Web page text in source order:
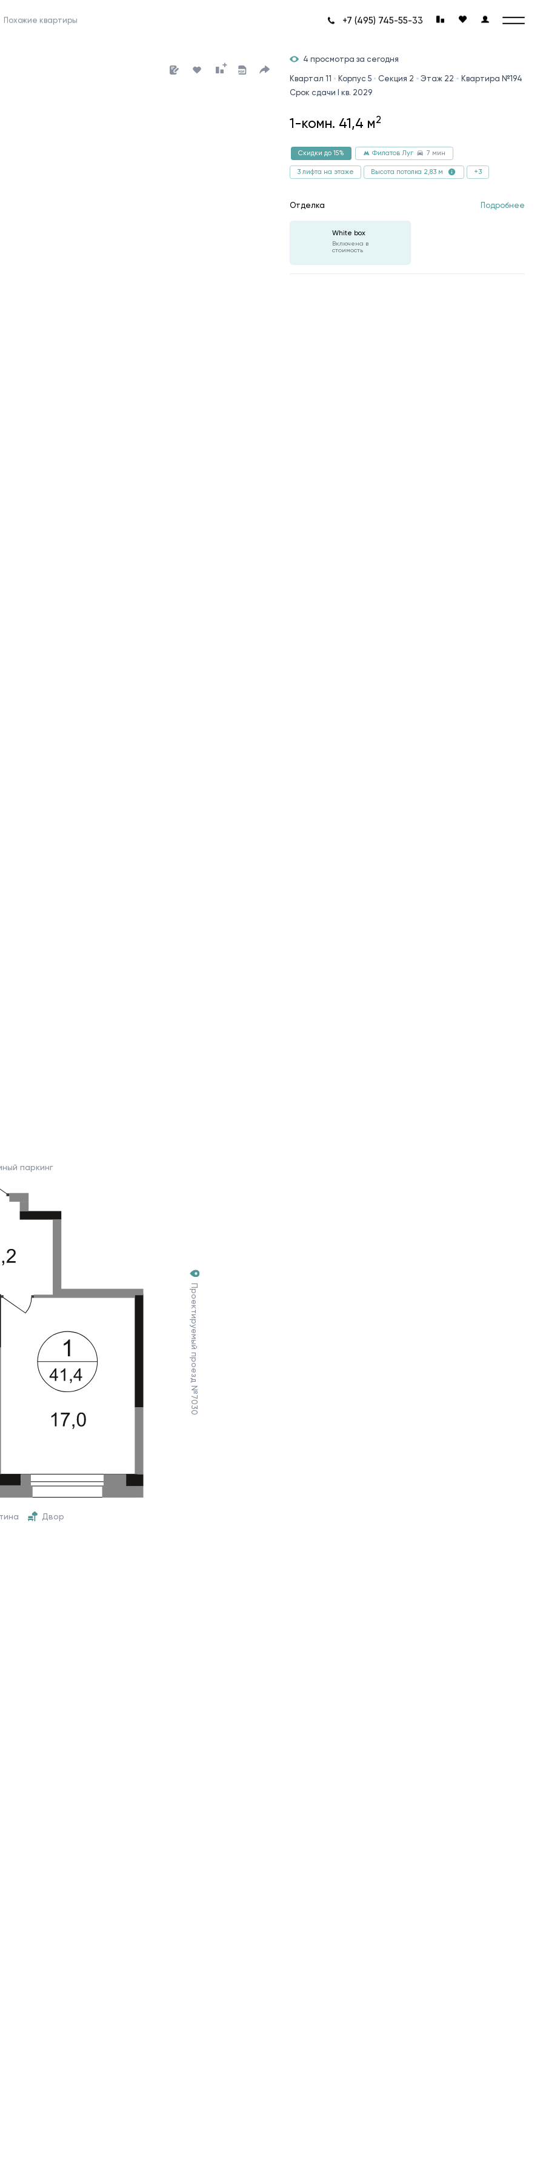
Похожие квартиры +7 (495) 745-55-33
Проектируемый проезд №7030
Двор
паркинг
4 просмотра за сегодня
Квартал 11 Корпус 5 Секция 2 Этаж 22
Квартира №194
Срок сдачи I кв. 2029
1-комн. 41,4 м2
Скидки до 15% Филатов Луг 7 мин
3 лифта на этаже Высота потолка 2,83 м +3
Отделка Подробнее
White box
Включена в
стоимость